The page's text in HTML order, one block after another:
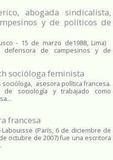
abogada sindicalista,
y de políticos de
- 15 de marzo de1988, Lima)
defensora de campesinos y de
socióloga feminista
socióloga, asesora política francesa.
de sociología y trabajado como
francesa
Labouisse (París, 6 de diciembre de
de octubre de 2007) fue una escritora